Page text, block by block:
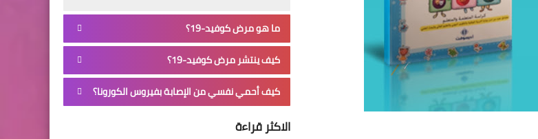
ما هو مرض كوفيد-19؟
كيف ينتشر مرض كوفيد-19؟
كيف أحمي نفسي من الإصابة بفيروس الكورونا؟
الاكثر قراءة